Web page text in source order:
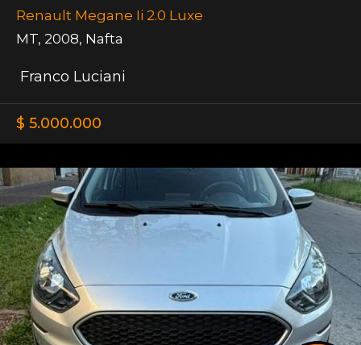
Renault Megane Ii 2.0 Luxe
MT, 2008, Nafta
Franco Luciani
$ 5.000.000